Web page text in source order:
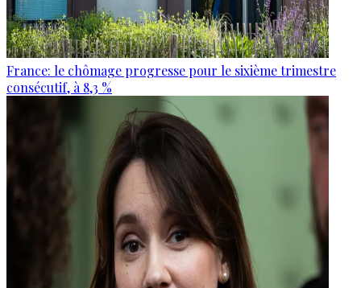
France: le chômage progresse pour le sixième trimestre
consécutif, à 8,3 %